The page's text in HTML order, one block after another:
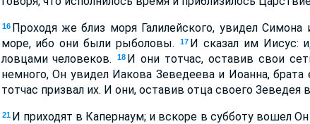
16 Проходя же близ моря Галилейского, увидел
море, ибо они были рыболовы.
17 И сказал им Иисус:
ловцами человеков.
18 И они тотчас, оставив свои
немного, Он увидел Иакова Зеведеева и Иоанна,
тотчас призвал их. И они, оставив отца своего Зеведея
21 И приходят в Капернаум; и вскоре в субботу вошел Он